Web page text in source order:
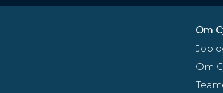
Om
Job
Om